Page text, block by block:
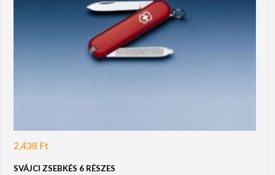
2,438 Ft
SVÁJCI ZSEBKÉS 6 RÉSZES